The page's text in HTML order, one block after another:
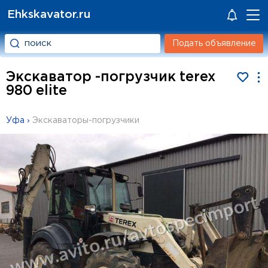
Ehkskavator.ru
Подать объявление
Экскаватор -погрузчик terex
980 elite
Уфа › Экскаваторы-погрузчики